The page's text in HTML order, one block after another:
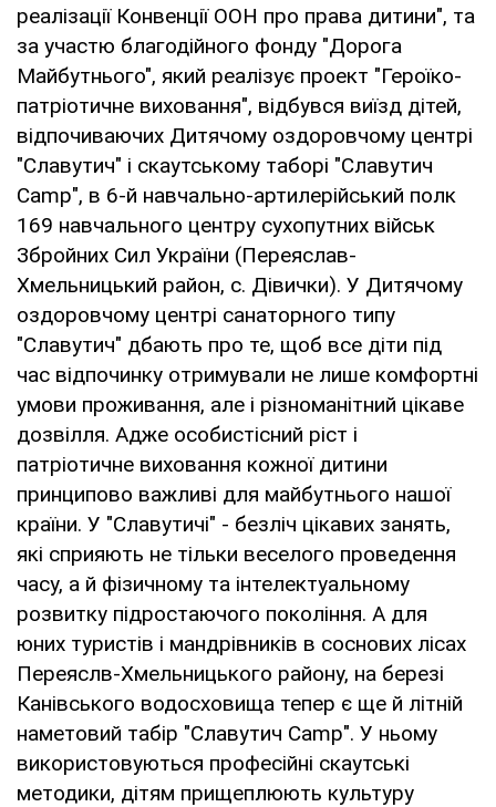
реалізації Конвенції ООН про права дитини", та
за участю благодійного фонду "Дорога
Майбутнього", який реалізує проект "Героїко-
патріотичне виховання", відбувся виїзд дітей,
відпочиваючих Дитячому оздоровчому центрі
"Славутич" і скаутському таборі "Славутич
Camp", в 6-й навчально-артилерійський полк
169 навчального центру сухопутних військ
Збройних Сил України (Переяслав-
Хмельницький район, с. Дівички). У Дитячому
оздоровчому центрі санаторного типу
"Славутич" дбають про те, щоб все діти під
час відпочинку отримували не лише комфортні
умови проживання, але і різноманітний цікаве
дозвілля. Адже особистісний ріст і
патріотичне виховання кожної дитини
принципово важливі для майбутнього нашої
країни. У "Славутичі" - безліч цікавих занять,
які сприяють не тільки веселого проведення
часу, а й фізичному та інтелектуальному
розвитку підростаючого покоління. А для
юних туристів і мандрівників в соснових лісах
Переяслв-Хмельницького району, на березі
Канівського водосховища тепер є ще й літній
наметовий табір "Славутич Camp". У ньому
використовуються професійні скаутські
методики, дітям прищеплюють культуру